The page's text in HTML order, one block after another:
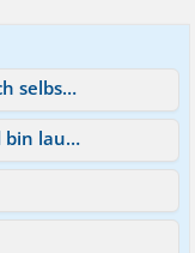
Ich bin ein niemand und hasse mich selbst - wie ändern
Fühle mich immer angegriffen und bin launisch